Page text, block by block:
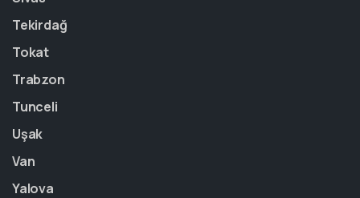
Tekirdağ
Tokat
Trabzon
Tunceli
Uşak
Van
Yalova